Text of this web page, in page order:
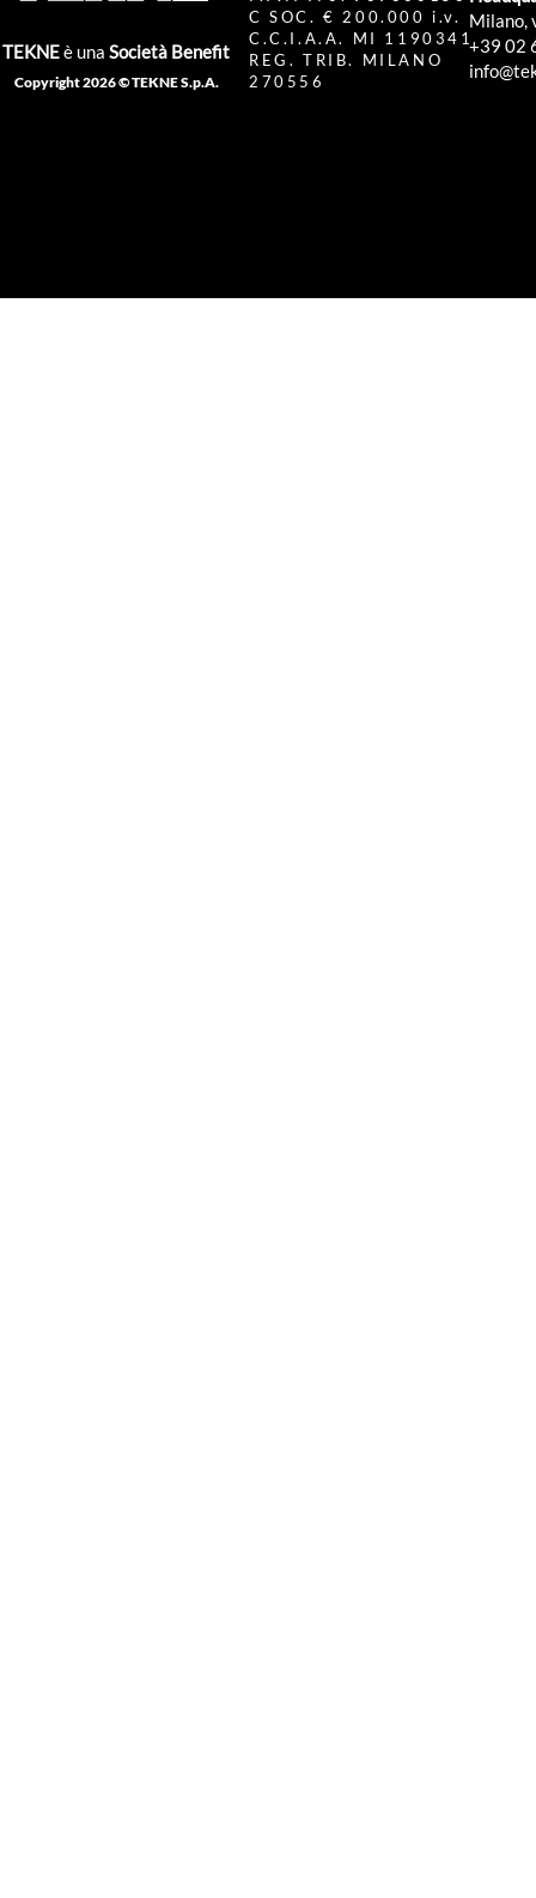
TEKNEè una Società Benefit
Copyright 2026 © TEKNE S.p.A.
C SOC. € 200.000 i.v.
C.C.I.A.A. MI 1190341
REG. TRIB. MILANO
270556
Milano,
+39 02